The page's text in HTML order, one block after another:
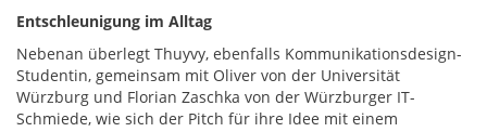
Entschleunigung im Alltag
Nebenan überlegt Thuyvy, ebenfalls Kommunikationsdesign-
Studentin, gemeinsam mit Oliver von der Universität
Würzburg und Florian Zaschka von der Würzburger IT-
Schmiede, wie sich der Pitch für ihre Idee mit einem